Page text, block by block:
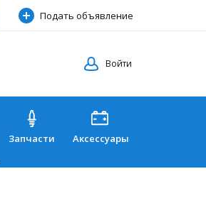
Подать объявление
Войти
Запчасти Аксессуары